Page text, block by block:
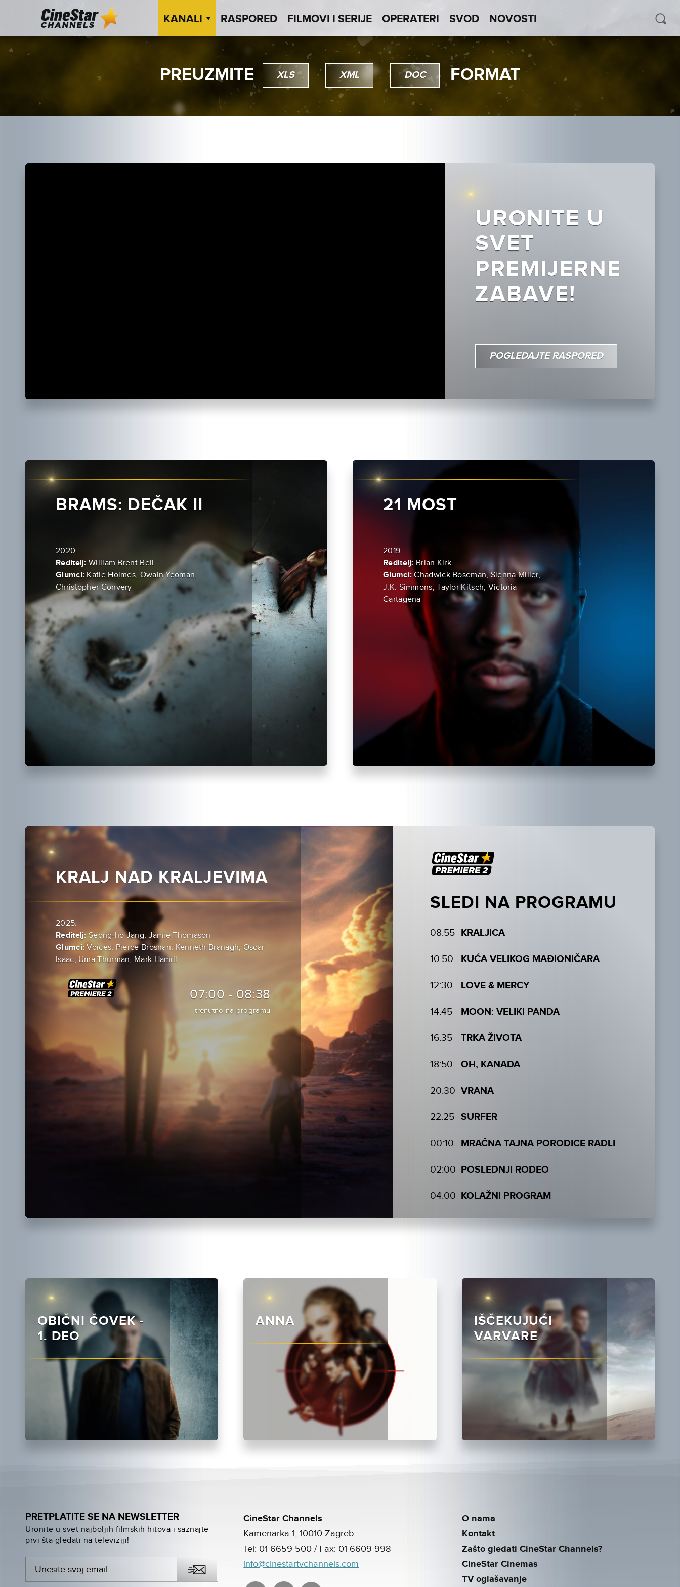
KANALI RASPORED FILMOVI I SERIJE OPERATERI SVOD NOVOSTI
PREUZMITE XLS XML DOC FORMAT
URONITE U
SVET
PREMIJERNE
ZABAVE!
POGLEDAJTE RASPORED
BRAMS: DEČAK II
2020.
Reditelj: William Brent Bell
Glumci: Katie Holmes, Owain Yeoman,
Christopher Convery
21 MOST
2019.
Reditelj: Brian Kirk
Glumci: Chadwick Boseman, Sienna Miller,
J.K. Simmons, Taylor Kitsch, Victoria
Cartagena
KRALJ NAD KRALJEVIMA
2025.
Reditelj: Seong-ho Jang, Jamie Thomason
Glumci: Voices: Pierce Brosnan, Kenneth Branagh, Oscar
Isaac, Uma Thurman, Mark Hamill
07:00 - 08:38
trenutno na programu
SLEDI NA PROGRAMU
08:55 KRALJICA
10:50 KUĆA VELIKOG MAĐIONIČARA
12:30 LOVE & MERCY
14:45 MOON: VELIKI PANDA
16:35 TRKA ŽIVOTA
18:50 OH, KANADA
20:30 VRANA
22:25 SURFER
00:10 MRAČNA TAJNA PORODICE RADLI
02:00 POSLEDNJI RODEO
04:00 KOLAŽNI PROGRAM
OBIČNI ČOVEK -
1. DEO
ANNA
IŠČEKUJUĆI
VARVARE
PRETPLATITE SE NA NEWSLETTER
Uronite u svet najboljih filmskih hitova i saznajte
prvi šta gledati na televiziji!
CineStar Channels
Kamenarka 1, 10010 Zagreb
Tel: 01 6659 500 / Fax: 01 6609 998
info@cinestartvchannels.com
O nama
Kontakt
Zašto gledati CineStar Channels?
CineStar Cinemas
TV oglašavanje